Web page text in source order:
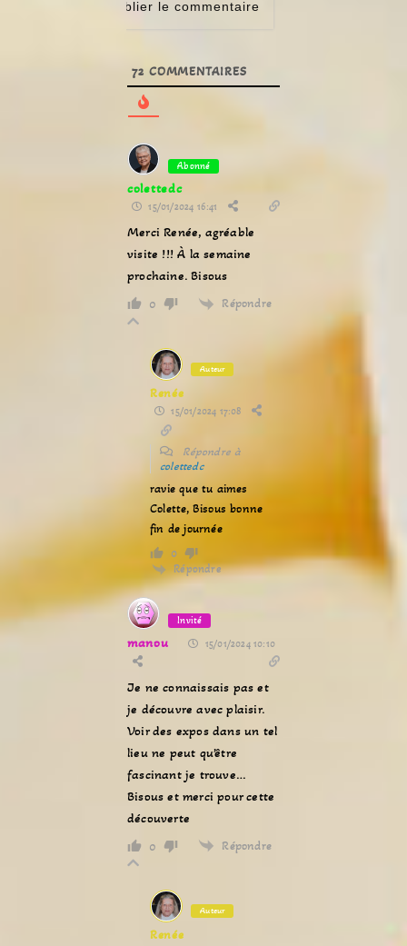
72 COMMENTAIRES
Abonné
colettedc
15/01/2024 16:41
Merci Renée, agréable
visite !!! À la semaine
prochaine. Bisous
0 Répondre
Auteur
Renée
15/01/2024 17:08
Répondre à
colettedc
ravie que tu aimes
Colette, Bisous bonne
fin de journée
0
Répondre
Invité
manou 15/01/2024 10:10
Je ne connaissais pas et
je découvre avec plaisir.
Voir des expos dans un tel
lieu ne peut qu’être
fascinant je trouve…
Bisous et merci pour cette
découverte
0 Répondre
Auteur
Renée